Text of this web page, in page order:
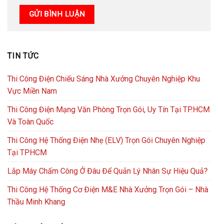
TIN TỨC
Thi Công Điện Chiếu Sáng Nhà Xưởng Chuyên Nghiệp Khu
Vực Miền Nam
Thi Công Điện Mạng Văn Phòng Trọn Gói, Uy Tín Tại TP.HCM
Và Toàn Quốc
Thi Công Hệ Thống Điện Nhẹ (ELV) Trọn Gói Chuyên Nghiệp
Tại TPHCM
Lắp Máy Chấm Công Ở Đâu Để Quản Lý Nhân Sự Hiệu Quả?
Thi Công Hệ Thống Cơ Điện M&E Nhà Xưởng Trọn Gói – Nhà
Thầu Minh Khang